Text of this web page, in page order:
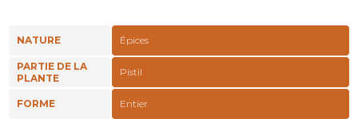
NATURE Épices
PARTIE DE LA
PLANTE
Pistil
FORME Entier